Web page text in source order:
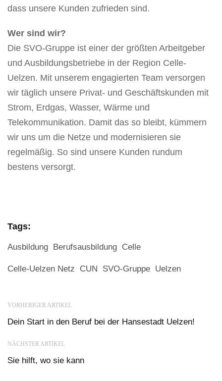
dass unsere Kunden zufrieden sind.
Wer sind wir?
Die SVO-Gruppe ist einer der größten Arbeitgeber
und Ausbildungsbetriebe in der Region Celle-
Uelzen. Mit unserem engagierten Team versorgen
wir täglich unsere Privat- und Geschäftskunden mit
Strom, Erdgas, Wasser, Wärme und
Telekommunikation. Damit das so bleibt, kümmern
wir uns um die Netze und modernisieren sie
regelmäßig. So sind unsere Kunden rundum
bestens versorgt.
Tags:
Ausbildung Berufsausbildung Celle
Celle-Uelzen Netz CUN SVO-Gruppe Uelzen
VORHERIGER ARTIKEL
Dein Start in den Beruf bei der Hansestadt Uelzen!
NÄCHSTER ARTIKEL
Sie hilft, wo sie kann